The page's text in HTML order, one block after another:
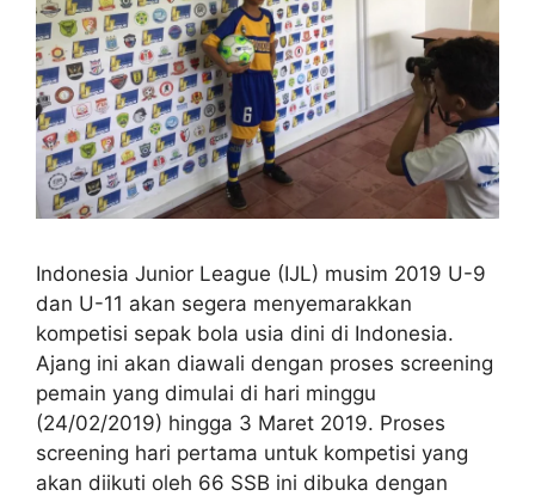
Indonesia Junior League (IJL) musim 2019 U-9
dan U-11 akan segera menyemarakkan
kompetisi sepak bola usia dini di Indonesia.
Ajang ini akan diawali dengan proses screening
pemain yang dimulai di hari minggu
(24/02/2019) hingga 3 Maret 2019. Proses
screening hari pertama untuk kompetisi yang
akan diikuti oleh 66 SSB ini dibuka dengan